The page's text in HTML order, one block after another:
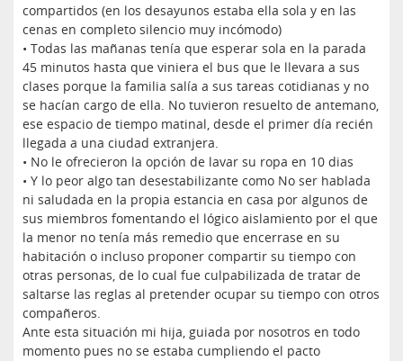
compartidos (en los desayunos estaba ella sola y en las
cenas en completo silencio muy incómodo)
• Todas las mañanas tenía que esperar sola en la parada
45 minutos hasta que viniera el bus que le llevara a sus
clases porque la familia salía a sus tareas cotidianas y no
se hacían cargo de ella. No tuvieron resuelto de antemano,
ese espacio de tiempo matinal, desde el primer día recién
llegada a una ciudad extranjera.
• No le ofrecieron la opción de lavar su ropa en 10 dias
• Y lo peor algo tan desestabilizante como No ser hablada
ni saludada en la propia estancia en casa por algunos de
sus miembros fomentando el lógico aislamiento por el que
la menor no tenía más remedio que encerrase en su
habitación o incluso proponer compartir su tiempo con
otras personas, de lo cual fue culpabilizada de tratar de
saltarse las reglas al pretender ocupar su tiempo con otros
compañeros.
Ante esta situación mi hija, guiada por nosotros en todo
momento pues no se estaba cumpliendo el pacto